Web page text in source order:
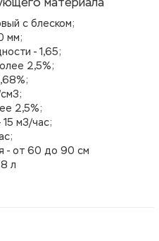
с блеском;
мм;
- 1,65;
2,5%;
2,5%;
м3/час;
- от 60 до 90 см
л